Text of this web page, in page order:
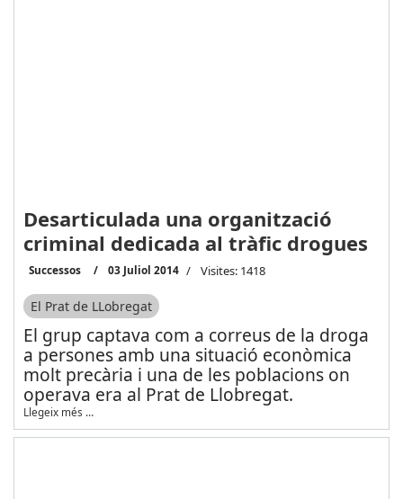
Desarticulada una organització
criminal dedicada al tràfic drogues
Successos 03 Juliol 2014 Visites: 1418
El Prat de LLobregat
El grup captava com a correus de la droga
a persones amb una situació econòmica
molt precària i una de les poblacions on
operava era al Prat de Llobregat.
Llegeix més …